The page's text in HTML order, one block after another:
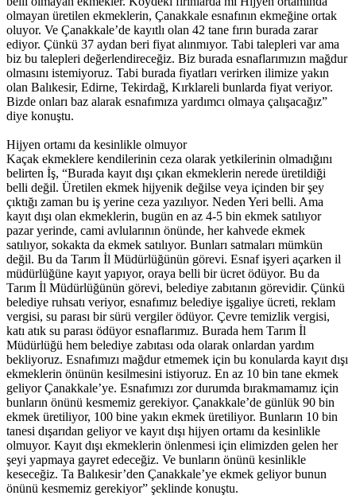
olmayan üretilen ekmeklerin, Çanakkale esnafının ekmeğine ortak
oluyor. Ve Çanakkale’de kayıtlı olan 42 tane fırın burada zarar
ediyor. Çünkü 37 aydan beri fiyat alınmıyor. Tabi talepleri var ama
biz bu talepleri değerlendireceğiz. Biz burada esnaflarımızın mağdur
olmasını istemiyoruz. Tabi burada fiyatları verirken ilimize yakın
olan Balıkesir, Edirne, Tekirdağ, Kırklareli bunlarda fiyat veriyor.
Bizde onları baz alarak esnafımıza yardımcı olmaya çalışacağız”
diye konuştu.
Hijyen ortamı da kesinlikle olmuyor
Kaçak ekmeklere kendilerinin ceza olarak yetkilerinin olmadığını
belirten İş, “Burada kayıt dışı çıkan ekmeklerin nerede üretildiği
belli değil. Üretilen ekmek hijyenik değilse veya içinden bir şey
çıktığı zaman bu iş yerine ceza yazılıyor. Neden Yeri belli. Ama
kayıt dışı olan ekmeklerin, bugün en az 4-5 bin ekmek satılıyor
pazar yerinde, cami avlularının önünde, her kahvede ekmek
satılıyor, sokakta da ekmek satılıyor. Bunları satmaları mümkün
değil. Bu da Tarım İl Müdürlüğünün görevi. Esnaf işyeri açarken il
müdürlüğüne kayıt yapıyor, oraya belli bir ücret ödüyor. Bu da
Tarım İl Müdürlüğünün görevi, belediye zabıtanın görevidir. Çünkü
belediye ruhsatı veriyor, esnafımız belediye işgaliye ücreti, reklam
vergisi, su parası bir sürü vergiler ödüyor. Çevre temizlik vergisi,
katı atık su parası ödüyor esnaflarımız. Burada hem Tarım İl
Müdürlüğü hem belediye zabıtası oda olarak onlardan yardım
bekliyoruz. Esnafımızı mağdur etmemek için bu konularda kayıt dışı
ekmeklerin önünün kesilmesini istiyoruz. En az 10 bin tane ekmek
geliyor Çanakkale’ye. Esnafımızı zor durumda bırakmamamız için
bunların önünü kesmemiz gerekiyor. Çanakkale’de günlük 90 bin
ekmek üretiliyor, 100 bine yakın ekmek üretiliyor. Bunların 10 bin
tanesi dışarıdan geliyor ve kayıt dışı hijyen ortamı da kesinlikle
olmuyor. Kayıt dışı ekmeklerin önlenmesi için elimizden gelen her
şeyi yapmaya gayret edeceğiz. Ve bunların önünü kesinlikle
keseceğiz. Ta Balıkesir’den Çanakkale’ye ekmek geliyor bunun
önünü kesmemiz gerekiyor” şeklinde konuştu.